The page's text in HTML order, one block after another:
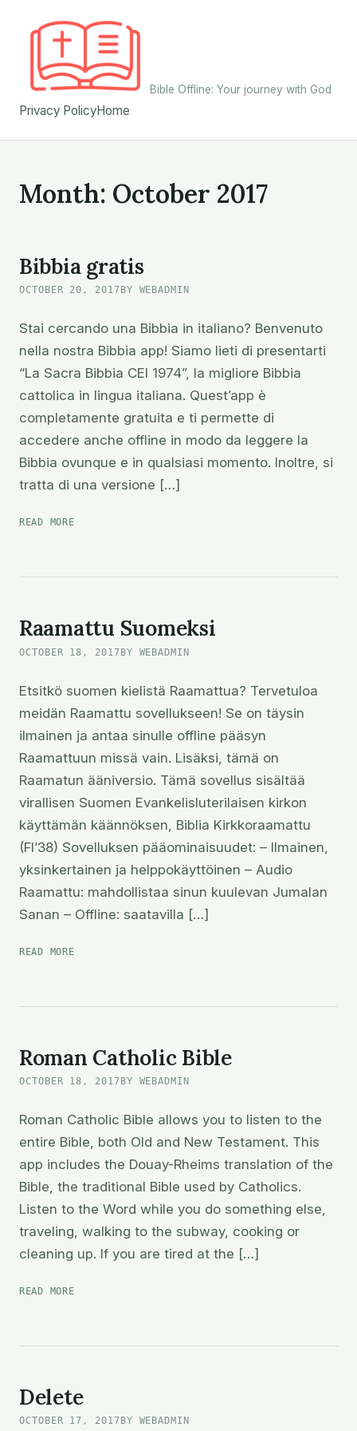
Bible Offline: Your journey with God
Privacy PolicyHome
Month: October 2017
Bibbia gratis
OCTOBER 20, 2017 BY WEBADMIN
Stai cercando una Bibbia in italiano? Benvenuto
nella nostra Bibbia app! Siamo lieti di presentarti
“La Sacra Bibbia CEI 1974”, la migliore Bibbia
cattolica in lingua italiana. Quest’app è
completamente gratuita e ti permette di
accedere anche offline in modo da leggere la
Bibbia ovunque e in qualsiasi momento. Inoltre, si
tratta di una versione […]
READ MOREBIBBIA
Raamattu Suomeksi
OCTOBER 18, 2017BY WEBADMIN
Etsitkö suomen kielistä Raamattua? Tervetuloa
meidän Raamattu sovellukseen! Se on täysin
ilmainen ja antaa sinulle offline pääsyn
Raamattuun missä vain. Lisäksi, tämä on
Raamatun ääniversio. Tämä sovellus sisältää
virallisen Suomen Evankelisluterilaisen kirkon
käyttämän käännöksen, Biblia Kirkkoraamattu
(FI’38) Sovelluksen pääominaisuudet: – Ilmainen,
yksinkertainen ja helppokäyttöinen – Audio
Raamattu: mahdollistaa sinun kuulevan Jumalan
Sanan – Offline: saatavilla […]
READ MORERAAMATTU
Roman Catholic Bible
OCTOBER 18, 2017 BY WEBADMIN
Roman Catholic Bible allows you to listen to the
entire Bible, both Old and New Testament. This
app includes the Douay-Rheims translation of the
Bible, the traditional Bible used by Catholics.
Listen to the Word while you do something else,
traveling, walking to the subway, cooking or
cleaning up. If you are tired at the […]
READ MOREROMAN
Delete
OCTOBER 17, 2017 BY WEBADMIN